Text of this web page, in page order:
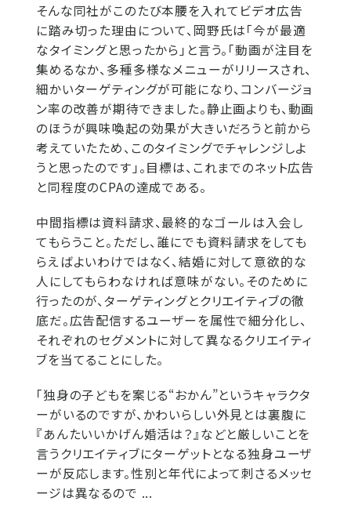
そんな同社がこのたび本腰を入れてビデオ広告
に踏み切った理由について、岡野氏は「今が最適
なタイミングと思ったから」と言う。「動画が注目を
集めるなか、多種多様なメニューがリリースされ、
細かいターゲティングが可能になり、コンバージョ
ン率の改善が期待できました。静止画よりも、動画
のほうが興味喚起の効果が大きいだろうと前から
考えていたため、このタイミングでチャレンジしよ
うと思ったのです」。目標は、これまでのネット広告
と同程度のCPAの達成である。
中間指標は資料請求、最終的なゴールは入会し
てもらうこと。ただし、誰にでも資料請求をしても
らえばよいわけではなく、結婚に対して意欲的な
人にしてもらわなければ意味がない。そのために
行ったのが、ターゲティングとクリエイティブの徹
底だ。広告配信するユーザーを属性で細分化し、
それぞれのセグメントに対して異なるクリエイティ
ブを当てることにした。
「独身の子どもを案じる“おかん”というキャラクタ
ーがいるのですが、かわいらしい外見とは裏腹に
『あんたいいかげん婚活は？』などと厳しいことを
言うクリエイティブにターゲットとなる独身ユーザ
ーが反応します。性別と年代によって刺さるメッセ
ージは異なるので ...